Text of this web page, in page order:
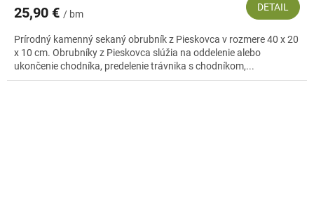
25,90 € / bm
DETAIL
Prírodný kamenný sekaný obrubník z Pieskovca v rozmere 40 x 20
x 10 cm. Obrubníky z Pieskovca slúžia na oddelenie alebo
ukončenie chodníka, predelenie trávnika s chodníkom,...